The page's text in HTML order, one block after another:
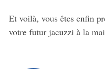
Et voilà, vous êtes enfin
votre futur jacuzzi à la